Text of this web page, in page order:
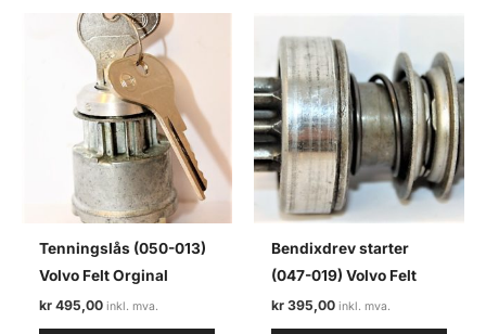
Tenningslås (050-013)
Volvo Felt Orginal
kr 495,00
Bendixdrev starter
(047-019) Volvo Felt
kr 395,00